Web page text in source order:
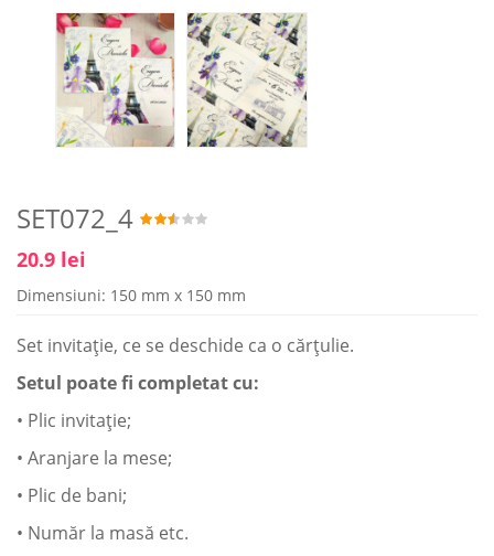
SET072_4
20.9 lei
Dimensiuni: 150 mm x 150 mm
Set invitaţie, ce se deschide ca o cărţulie.
Setul poate fi completat cu:
• Plic invitaţie;
• Aranjare la mese;
• Plic de bani;
• Număr la masă etc.